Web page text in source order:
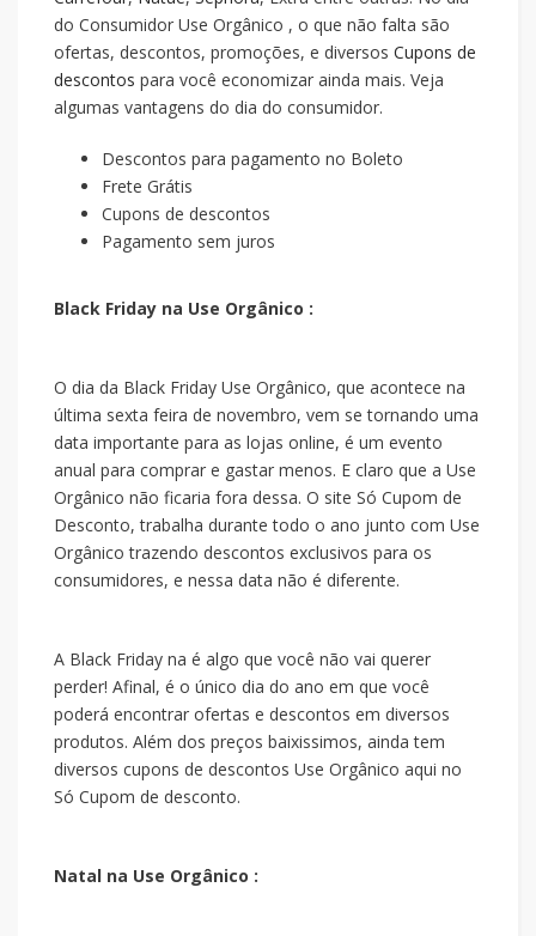
do Consumidor Use Orgânico , o que não falta são
ofertas, descontos, promoções, e diversos Cupons de
descontos para você economizar ainda mais. Veja
algumas vantagens do dia do consumidor.
Descontos para pagamento no Boleto
Frete Grátis
Cupons de descontos
Pagamento sem juros
Black Friday na Use Orgânico :
O dia da Black Friday Use Orgânico, que acontece na
última sexta feira de novembro, vem se tornando uma
data importante para as lojas online, é um evento
anual para comprar e gastar menos. E claro que a Use
Orgânico não ficaria fora dessa. O site Só Cupom de
Desconto, trabalha durante todo o ano junto com Use
Orgânico trazendo descontos exclusivos para os
consumidores, e nessa data não é diferente.
A Black Friday na é algo que você não vai querer
perder! Afinal, é o único dia do ano em que você
poderá encontrar ofertas e descontos em diversos
produtos. Além dos preços baixissimos, ainda tem
diversos cupons de descontos Use Orgânico aqui no
Só Cupom de desconto.
Natal na Use Orgânico :